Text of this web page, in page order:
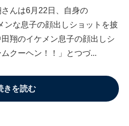
んは6月22日、自身の
ンな息子の顔出しショットを披
翔のイケメン息子の顔出しシ
クーヘン！！」とつづ...
きを読む